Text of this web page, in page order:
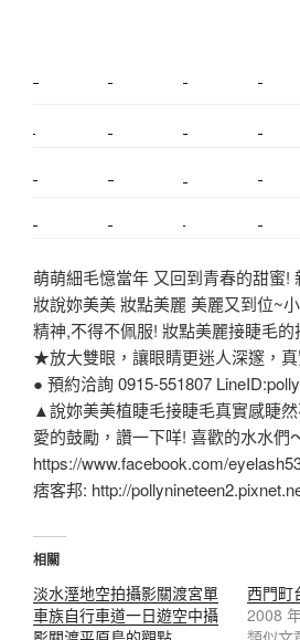
萌萌細毛憶當年 又回到青春的甜蜜!
妝說妳美美 妝點美麗 美麗又到位~
精神,不得不佩服! 妝點美麗接睫毛
★放大雙眼，讓眼睛更迷人深邃，真
● 預約洽詢 0915-551807
▲說妳美美植睫毛接睫毛真實感睫
愛的鼓勵，讚一下咩! 喜歡的水水們
https://www.facebook.com/
痞客邦: http://
相關
淡水溼地空拍攝影關渡宮單
車族自行車道一日遊空中攝
西門町
2008